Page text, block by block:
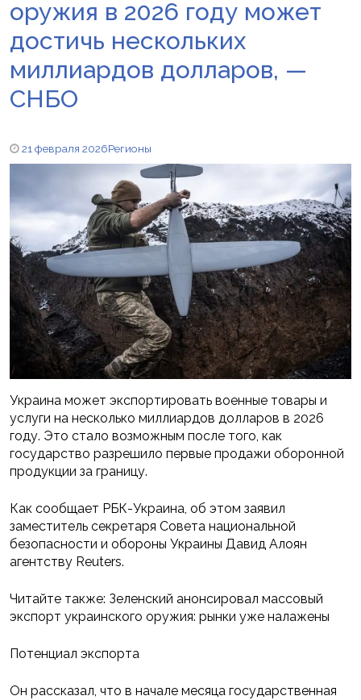
оружия в 2026 году может
достичь нескольких
миллиардов долларов, —
СНБО
21 февраля 2026Регионы
Украина может экспортировать военные товары и
услуги на несколько миллиардов долларов в 2026
году. Это стало возможным после того, как
государство разрешило первые продажи оборонной
продукции за границу.
Как сообщает РБК-Украина, об этом заявил
заместитель секретаря Совета национальной
безопасности и обороны Украины Давид Алоян
агентству Reuters.
Читайте также: Зеленский анонсировал массовый
экспорт украинского оружия: рынки уже налажены
Потенциал экспорта
Он рассказал, что в начале месяца государственная